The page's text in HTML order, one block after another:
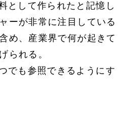
として作られたと記憶し
ーが非常に注目している
め、産業界で何が起きて
られる。
でも参照できるようにす